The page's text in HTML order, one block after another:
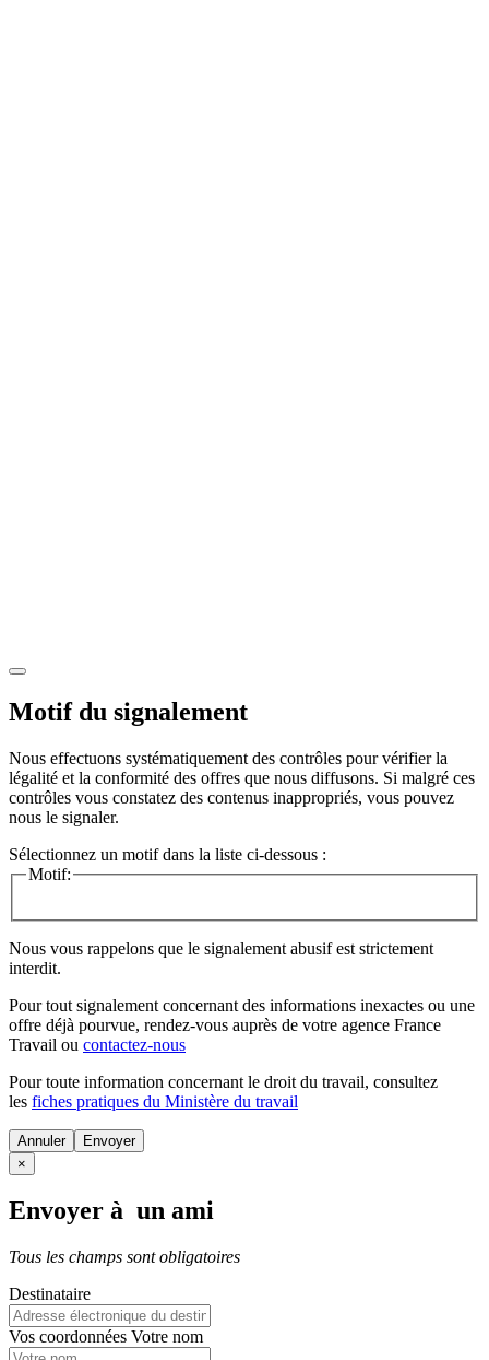
Motif du signalement
Nous effectuons systématiquement des contrôles pour vérifier la
légalité et la conformité des offres que nous diffusons. Si malgré ces
contrôles vous constatez des contenus inappropriés, vous pouvez
nous le signaler.
Sélectionnez un motif dans la liste ci-dessous :
Motif:
Nous vous rappelons que le signalement abusif est strictement
interdit.
Pour tout signalement concernant des informations inexactes ou une
offre déjà pourvue, rendez-vous auprès de votre agence France
Travail ou contactez-nous
Pour toute information concernant le droit du travail, consultez
les fiches pratiques du Ministère du travail
Annuler
×
Envoyer à un ami
Tous les champs sont obligatoires
Destinataire
Vos coordonnées Votre nom